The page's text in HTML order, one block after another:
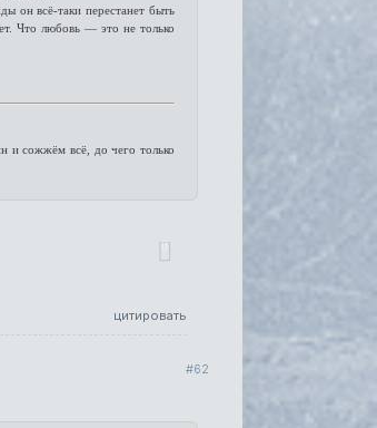
он всё-таки перестанет быть
Что любовь — это не только
и сожжём всё, до чего только
0
цитировать
62